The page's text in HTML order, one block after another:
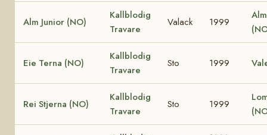
Alm Junior (NO)
Kallblodig
Travare
Valack 1999
Eie Terna (NO)
Kallblodig
Travare
Sto 1999
Rei Stjerna (NO)
Kallblodig
Travare
Sto 1999